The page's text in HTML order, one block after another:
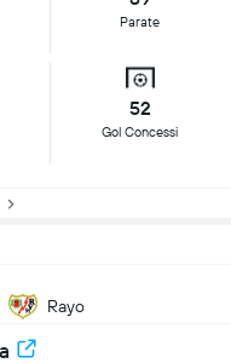
Parate
52
Gol Concessi
Rayo